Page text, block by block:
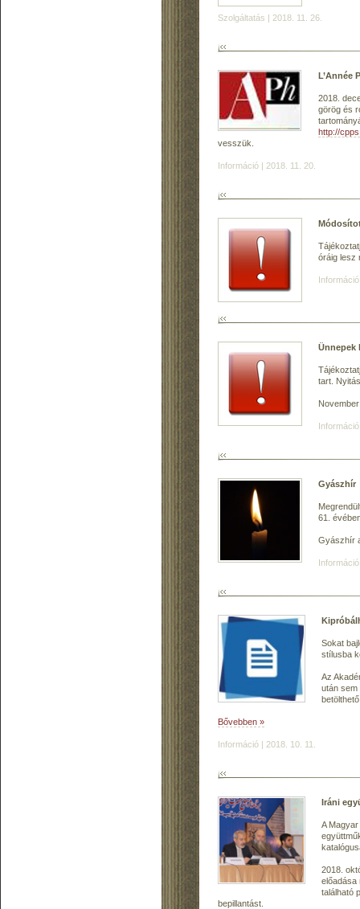
Szolgáltatás | 2018. 11. 26.
L’Année
2018.
görög és
http://
vesszük.
Információ | 2018. 11. 20.
óráig lesz
Ünnepek
tart.
Gyászhír
61.
Gyászhír
Sokat
stílusba
Az
után sem
Bővebben »
Információ | 2018. 10. 11.
Iráni
A
2018.
előadása
található
bepillantást.